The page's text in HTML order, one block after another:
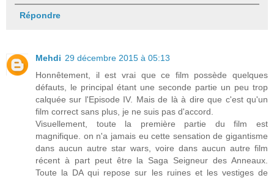
Répondre
Mehdi 29 décembre 2015 à 05:13
Honnêtement, il est vrai que ce film possède quelques
défauts, le principal étant une seconde partie un peu trop
calquée sur l'Episode IV. Mais de là à dire que c'est qu'un
film correct sans plus, je ne suis pas d'accord.
Visuellement, toute la première partie du film est
magnifique. on n'a jamais eu cette sensation de gigantisme
dans aucun autre star wars, voire dans aucun autre film
récent à part peut être la Saga Seigneur des Anneaux.
Toute la DA qui repose sur les ruines et les vestiges de